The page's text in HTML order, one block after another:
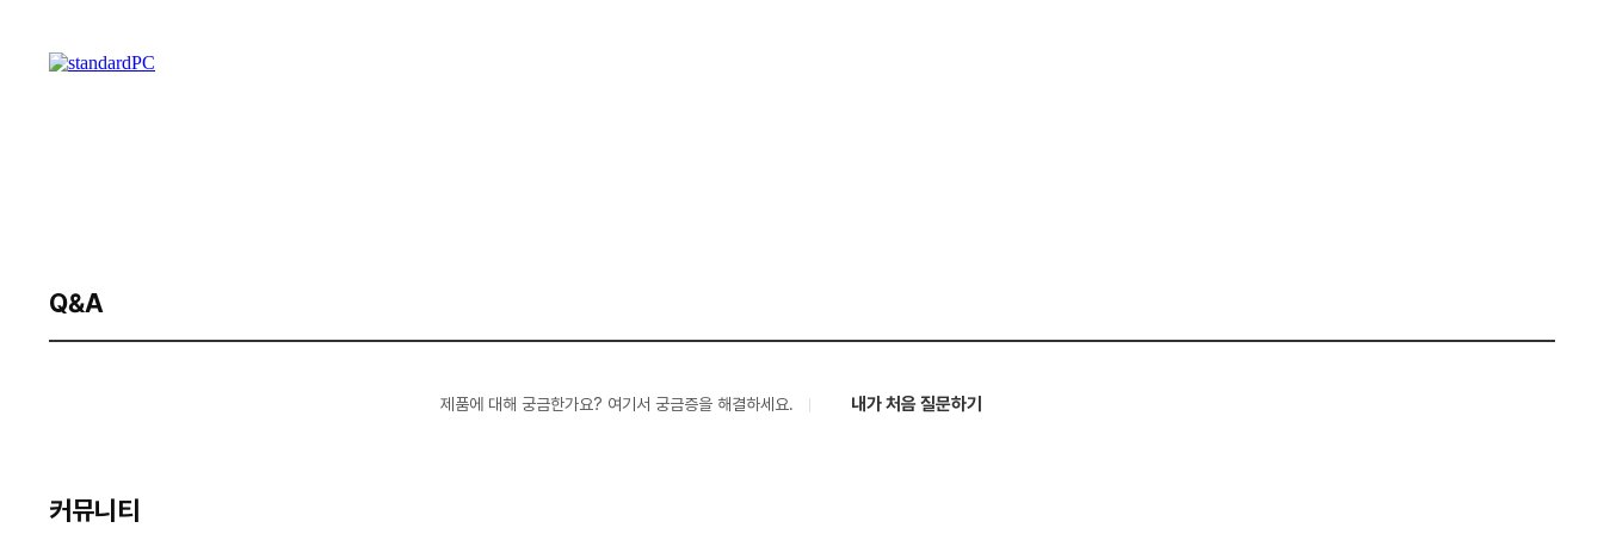
Q&A
제품에 대해 궁금한가요? 여기서 궁금증을 해결하세요. 내가 처음 질문하기
커뮤니티